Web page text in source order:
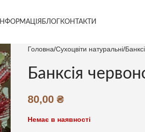
ІНФОРМАЦІЯ БЛОГ КОНТАКТИ
Головна Сухоцвіти натуральні
Банксія
80,00 ₴
Немає в наявності